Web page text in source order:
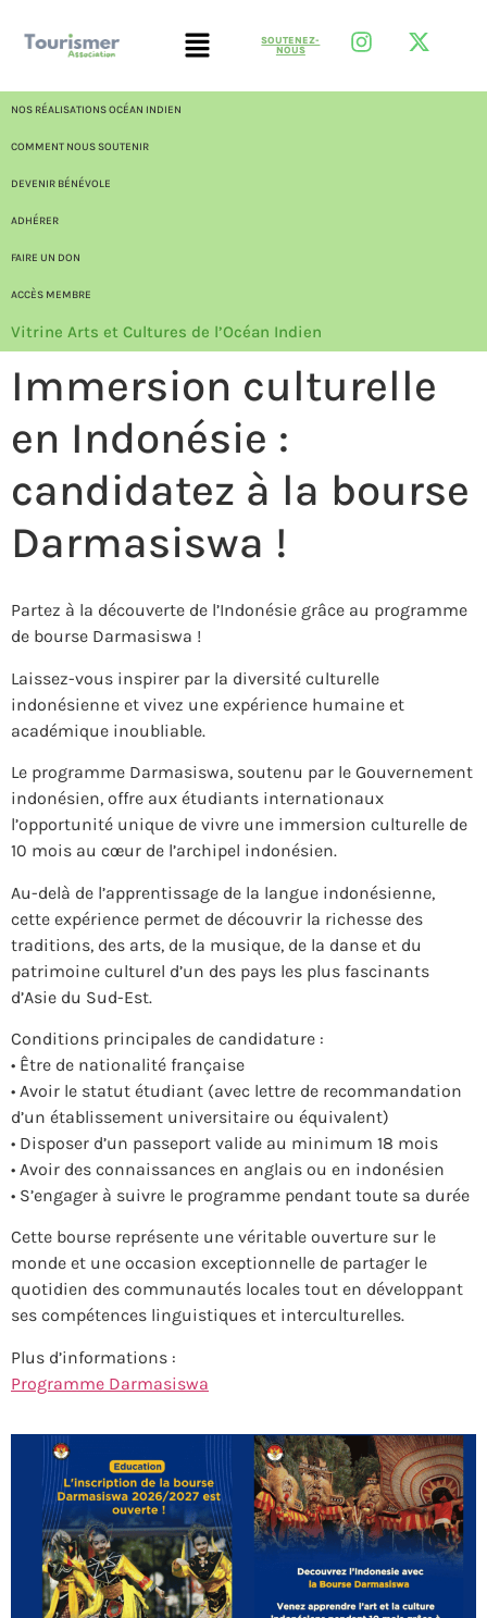
SOUTENEZ-
NOUS
NOS RÉALISATIONS OCÉAN INDIEN
COMMENT NOUS SOUTENIR
DEVENIR BÉNÉVOLE
ADHÉRER
FAIRE UN DON
ACCÈS MEMBRE
Vitrine Arts et Cultures de l’Océan Indien
Immersion culturelle
en Indonésie :
candidatez à la bourse
Darmasiswa !
Partez à la découverte de l’Indonésie grâce au programme
de bourse Darmasiswa !
Laissez-vous inspirer par la diversité culturelle
indonésienne et vivez une expérience humaine et
académique inoubliable.
Le programme Darmasiswa, soutenu par le Gouvernement
indonésien, offre aux étudiants internationaux
l’opportunité unique de vivre une immersion culturelle de
10 mois au cœur de l’archipel indonésien.
Au-delà de l’apprentissage de la langue indonésienne,
cette expérience permet de découvrir la richesse des
traditions, des arts, de la musique, de la danse et du
patrimoine culturel d’un des pays les plus fascinants
d’Asie du Sud-Est.
Conditions principales de candidature :
• Être de nationalité française
• Avoir le statut étudiant (avec lettre de recommandation
d’un établissement universitaire ou équivalent)
• Disposer d’un passeport valide au minimum 18 mois
• Avoir des connaissances en anglais ou en indonésien
• S’engager à suivre le programme pendant toute sa durée
Cette bourse représente une véritable ouverture sur le
monde et une occasion exceptionnelle de partager le
quotidien des communautés locales tout en développant
ses compétences linguistiques et interculturelles.
Plus d’informations :
Programme Darmasiswa